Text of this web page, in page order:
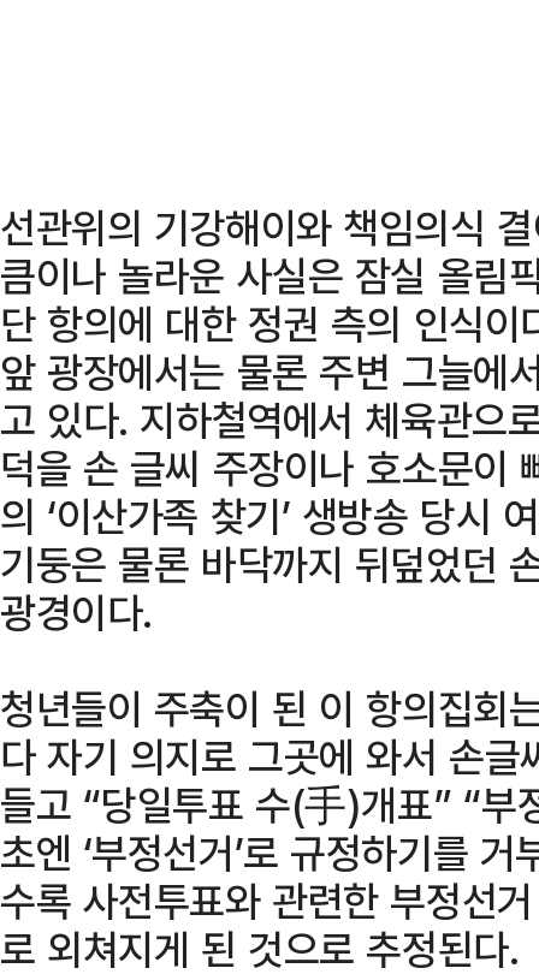
선관위의 기강해이와 책임의식
큼이나 놀라운 사실은 잠실 올림
단 항의에 대한 정권 측의 인식
앞 광장에서는 물론 주변 그늘에
고 있다. 지하철역에서 체육관으
덕을 손 글씨 주장이나 호소문
의 ‘이산가족 찾기’ 생방송 당시
기둥은 물론 바닥까지 뒤덮었던
광경이다.
청년들이 주축이 된 이 항의집회
다 자기 의지로 그곳에 와서 손
들고 “당일투표 수(手)개표” “부
초엔 ‘부정선거’로 규정하기를
수록 사전투표와 관련한 부정선
로 외쳐지게 된 것으로 추정된다.